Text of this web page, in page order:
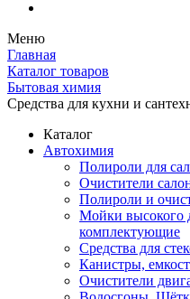
Меню
Главная
Каталог товаров
Бытовая химия
Средства для кухни и
Каталог
Автохимия
Полироли для
Очистители
Полироли и
Мойки высокого
комплектующие
Средства для
Канистры,
Очистители